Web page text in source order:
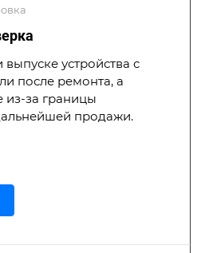
устройства с
после ремонта, а
из-за границы
продажи.